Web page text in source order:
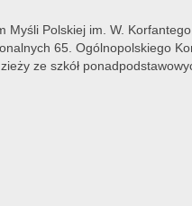
Myśli Polskiej im. W.
65. Ogólnopolskiego
ze szkół